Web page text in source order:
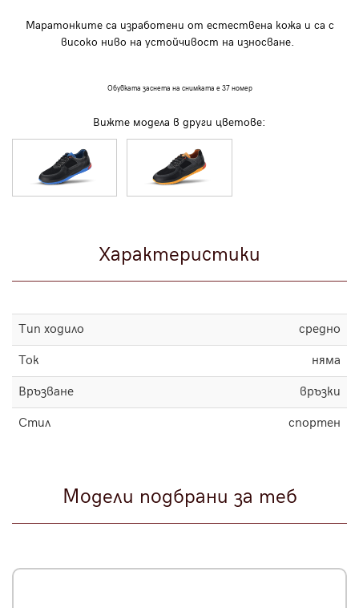
Маратонките са изработени от естествена кожа и са с
високо ниво на устойчивост на износване.
Обувката заснета на снимката е 37 номер
Вижте модела в други цветове:
Характеристики
Тип ходило средно
Ток няма
Връзване връзки
Стил спортен
Модели подбрани за теб